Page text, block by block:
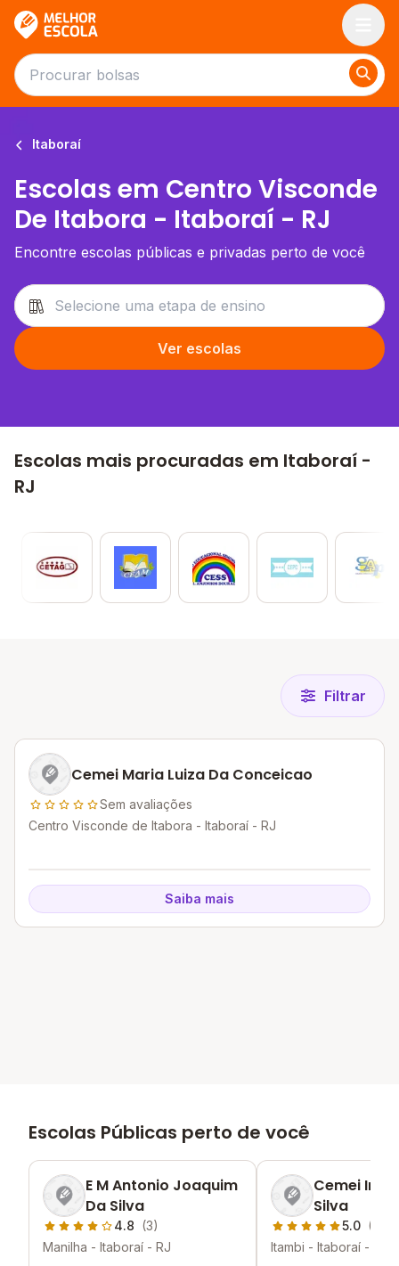
Itaboraí
Escolas em Centro Visconde
De Itabora - Itaboraí - RJ
Encontre escolas públicas e privadas perto de você
Ver escolas
Escolas mais procuradas em Itaboraí -
RJ
Filtrar
Cemei Maria Luiza Da Conceicao
Sem avaliações
Centro Visconde de Itabora - Itaboraí - RJ
Saiba mais
Escolas Públicas perto de você
E M Antonio Joaquim
Da Silva
4.8 (3)
Manilha - Itaboraí - RJ
Cemei
Silva
5.0 (3)
Itambi - Itaboraí - RJ